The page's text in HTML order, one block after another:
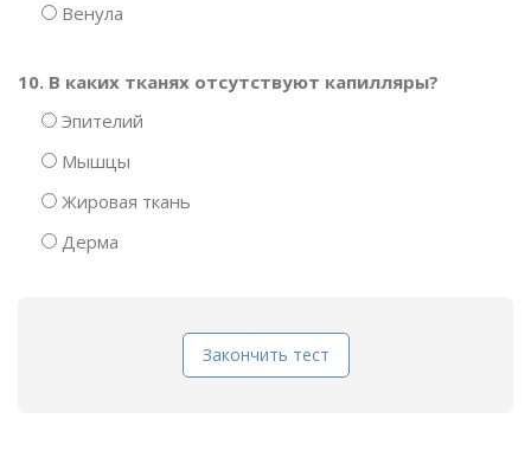
Венула
10. В каких тканях отсутствуют капилляры?
Эпителий
Мышцы
Жировая ткань
Дерма
Закончить тест